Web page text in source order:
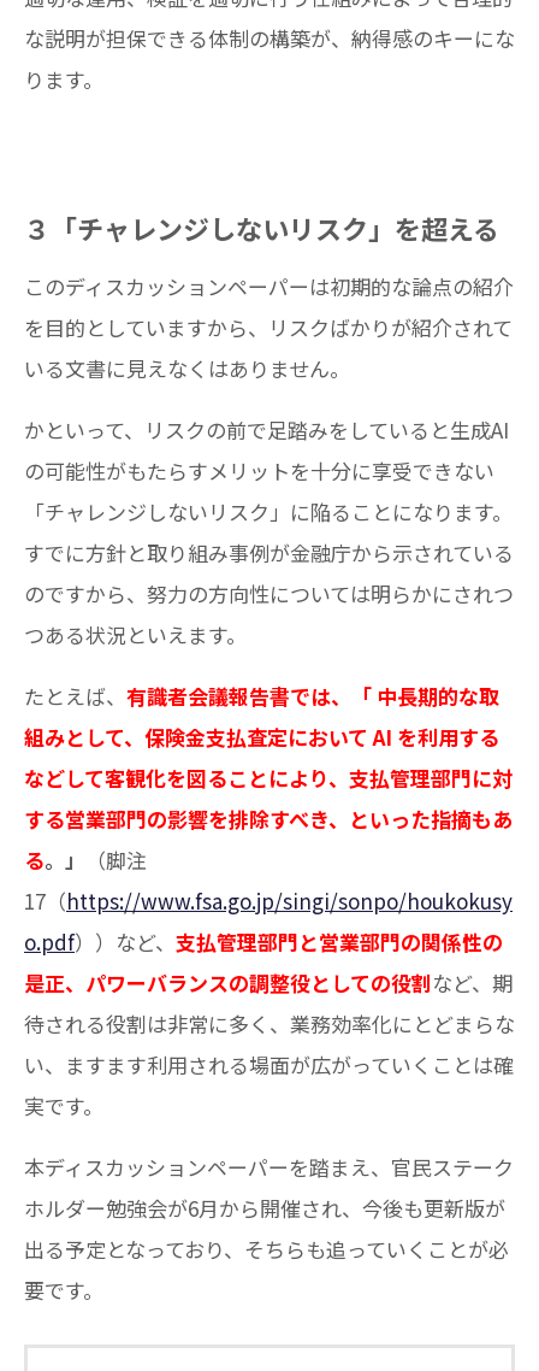
な説明が担保できる体制の構築が、納得感のキーにな
ります。
３「チャレンジしないリスク」を超える
このディスカッションペーパーは初期的な論点の紹介
を目的としていますから、リスクばかりが紹介されて
いる文書に見えなくはありません。
かといって、リスクの前で足踏みをしていると生成AI
の可能性がもたらすメリットを十分に享受できない
「チャレンジしないリスク」に陥ることになります。
すでに方針と取り組み事例が金融庁から示されている
のですから、努力の方向性については明らかにされつ
つある状況といえます。
たとえば、 有識者会議報告書では、「 中長期的な取
組みとして、保険金支払査定において AI を利用する
などして客観化を図ることにより、支払管理部門に対
する営業部門の影響を排除すべき、といった指摘もあ
る。」
（脚注
17（https://www.fsa.go.jp/singi/sonpo/houkokusy
o.pdf））など、 支払管理部門と営業部門の関係性の
是正、パワーバランスの調整役としての役割など、期
待される役割は非常に多く、業務効率化にとどまらな
い、ますます利用される場面が広がっていくことは確
実です。
本ディスカッションペーパーを踏まえ、官民ステーク
ホルダー勉強会が6月から開催され、今後も更新版が
出る予定となっており、そちらも追っていくことが必
要です。